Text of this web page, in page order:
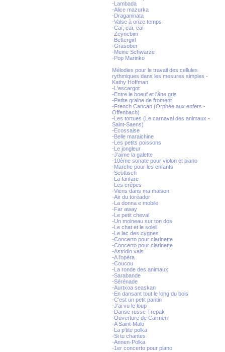
-Lambada
-Alice mazurka
-Draganinata
-Valse à onze temps
-Caï, caï, caï
-Zeynebim
-Bettergirl
-Grasober
-Meine Schwarze
-Pop Marinko
Mélodies pour le travail des cellules
rythmiques dans les mesures simples -
Kathy Hoffman
-L'escargot
-Entre le boeuf et l'âne gris
-Petite graine de froment
-French Cancan (Orphée aux enfers -
Offenbach)
-Les tortues (Le carnaval des animaux -
Saint-Saens)
-Ecossaise
-Belle maraichine
-Les petits poissons
-Le jongleur
-J'aime la galette
-10ème sonate pour violon et piano
-Marche pour les enfants
-Scottisch
-La fanfare
-Les crêpes
-Viens dans ma maison
-Air du toréador
-La donna e mobile
-Far away
-Le petit cheval
-Un moineau sur ton dos
-Le chat et le soleil
-Le lac des cygnes
-Concerto pour clarinette
-Concerto pour clarinette
-Astridin vals
-A l'opéra
-Coucou
-La ronde des animaux
-Sarabande
-Sérénade
-Aurtxoa seaskan
-En dansant tout le long du bois
-C'est un petit pantin
-J'ai vu le loup
-Danse russe Trepak
-Ouverture de Carmen
-A Saint-Malo
-La p'tite polka
-Si tu chantes
-Annen-Polka
-1er concerto pour piano